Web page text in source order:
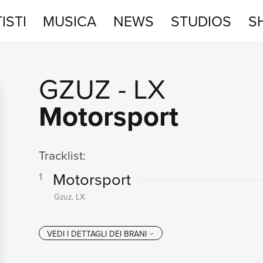
MUSICA NEWS STUDIOS
GZUZ - LX
Motorsport
Tracklist:
1 Motorsport
Gzuz, LX
SHOP